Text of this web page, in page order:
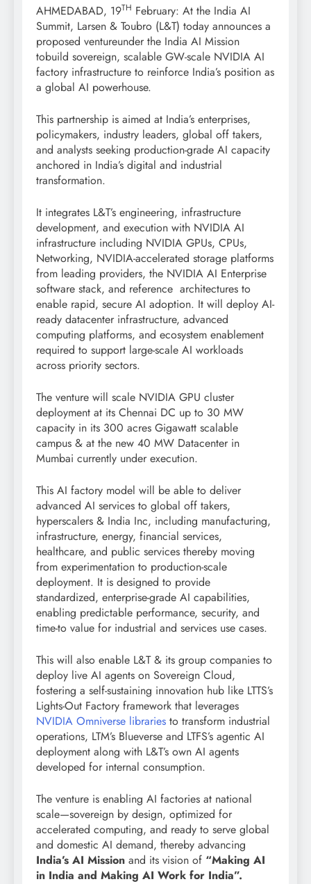
AHMEDABAD, 19TH February: At the India AI
Summit, Larsen & Toubro (L&T) today announces a
proposed ventureunder the India AI Mission
tobuild sovereign, scalable GW-scale NVIDIA AI
factory infrastructure to reinforce India’s position as
a global AI powerhouse.
This partnership is aimed at India’s enterprises,
policymakers, industry leaders, global off takers,
and analysts seeking production-grade AI capacity
anchored in India’s digital and industrial
transformation.
It integrates L&T’s engineering, infrastructure
development, and execution with NVIDIA AI
infrastructure including NVIDIA GPUs, CPUs,
Networking, NVIDIA-accelerated storage platforms
from leading providers, the NVIDIA AI Enterprise
software stack, and reference architectures to
enable rapid, secure AI adoption. It will deploy AI-
ready datacenter infrastructure, advanced
computing platforms, and ecosystem enablement
required to support large-scale AI workloads
across priority sectors.
The venture will scale NVIDIA GPU cluster
deployment at its Chennai DC up to 30 MW
capacity in its 300 acres Gigawatt scalable
campus & at the new 40 MW Datacenter in
Mumbai currently under execution.
This AI factory model will be able to deliver
advanced AI services to global off takers,
hyperscalers & India Inc, including manufacturing,
infrastructure, energy, financial services,
healthcare, and public services thereby moving
from experimentation to production-scale
deployment. It is designed to provide
standardized, enterprise-grade AI capabilities,
enabling predictable performance, security, and
time-to value for industrial and services use cases.
This will also enable L&T & its group companies to
deploy live AI agents on Sovereign Cloud,
fostering a self-sustaining innovation hub like LTTS’s
Lights-Out Factory framework that leverages
NVIDIA Omniverse libraries to transform industrial
operations, LTM’s Blueverse and LTFS’s agentic AI
deployment along with L&T’s own AI agents
developed for internal consumption.
The venture is enabling AI factories at national
scale—sovereign by design, optimized for
accelerated computing, and ready to serve global
and domestic AI demand, thereby advancing
India’s AI Mission and its vision of “Making AI
in India and Making AI Work for India”.